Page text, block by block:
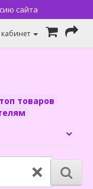
сайта
товаров
×